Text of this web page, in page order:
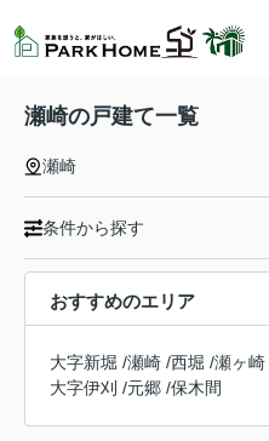
瀬崎の戸建て一覧
瀬崎
条件から探す
おすすめのエリア
大字新堀 /瀬崎 /西堀 /瀬ヶ崎
大字伊刈 /元郷 /保木間